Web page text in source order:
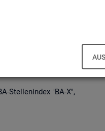
und
The­men und
Stel­len­in­dex "BA-X",